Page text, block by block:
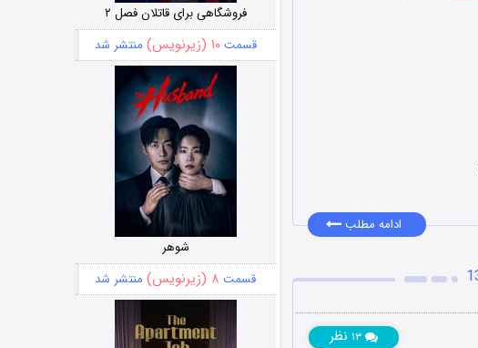
ادامه مطلب
۱۳ نظر
فروشگاهی برای قاتلان فصل ۲
قسمت۱۰ (زیرنویس) منتشر شد
شوهر
قسمت ۸ (زیرنویس) منتشر شد